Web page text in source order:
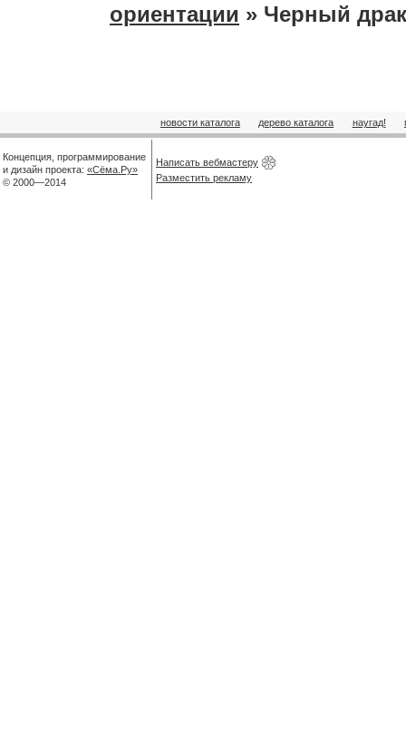
ориентации » Черный
новости каталога дерево каталога наугад!
Концепция, программирование
и дизайн проекта: «Сёма.Ру»
© 2000—2014
Написать вебмастеру
Разместить рекламу